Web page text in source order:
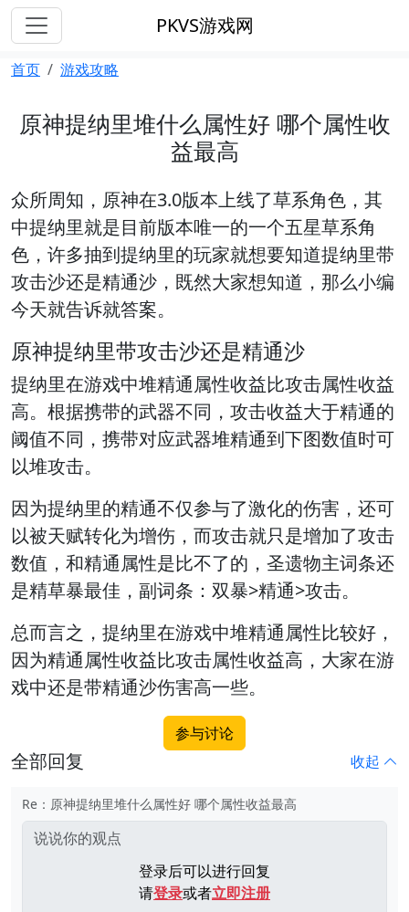
PKVS游戏网
首页 游戏攻略
原神提纳里堆什么属性好 哪个属性收
益最高
众所周知，原神在3.0版本上线了草系角色，其
中提纳里就是目前版本唯一的一个五星草系角
色，许多抽到提纳里的玩家就想要知道提纳里带
攻击沙还是精通沙，既然大家想知道，那么小编
今天就告诉就答案。
原神提纳里带攻击沙还是精通沙
提纳里在游戏中堆精通属性收益比攻击属性收益
高。根据携带的武器不同，攻击收益大于精通的
阈值不同，携带对应武器堆精通到下图数值时可
以堆攻击。
因为提纳里的精通不仅参与了激化的伤害 ，还可
以被天赋转化为增伤 ，而攻击就只是增加了攻击
数值，和精通属性是比不了的，圣遗物主词条还
是精草暴最佳，副词条：双暴>精通>攻击。
总而言之，提纳里在游戏中堆精通属性比较好，
因为精通属性收益比攻击属性收益高，大家在游
戏中还是带精通沙伤害高一些。
参与讨论
全部回复 收起
Re：原神提纳里堆什么属性好 哪个属性收益最高
登录后可以进行回复
请登录或者立即注册